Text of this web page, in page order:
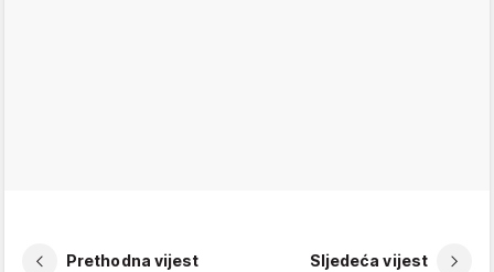
Prethodna vijest Sljedeća vijest